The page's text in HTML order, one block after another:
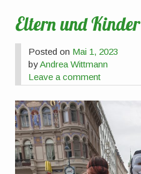
Eltern und Kinder
Posted on Mai 1, 2023
byAndrea Wittmann
Leave a comment